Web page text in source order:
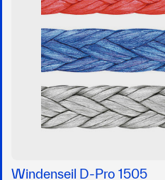
Windenseil D-Pro 1505